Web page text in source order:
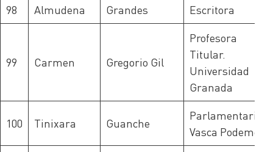
98 Almudena Grandes Escritora
99 Carmen Gregorio Gil
Profesora
Titular.
Universidad
Granada
100 Tinixara Guanche
Parlamentaria
Vasca Podemos